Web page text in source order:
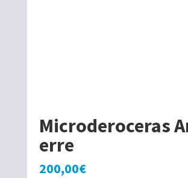
Microderoceras
erre
200,00€